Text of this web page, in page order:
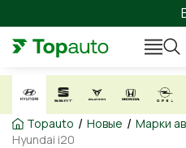
Topauto / Новые / Марки
Hyundai i20